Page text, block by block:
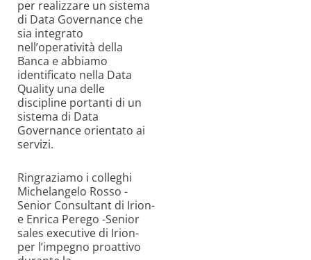
per realizzare un sistema
di Data Governance che
sia integrato
nell’operatività della
Banca e abbiamo
identificato nella Data
Quality una delle
discipline portanti di un
sistema di Data
Governance orientato ai
servizi.
Ringraziamo i colleghi
Michelangelo Rosso -
Senior Consultant di Irion-
e Enrica Perego -Senior
sales executive di Irion-
per l’impegno proattivo